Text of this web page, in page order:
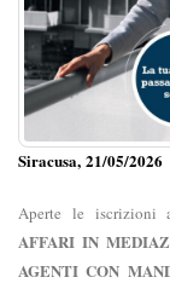
Siracusa, 21/05/2026
Aperte le iscrizioni
AFFARI IN
AGENTI CON